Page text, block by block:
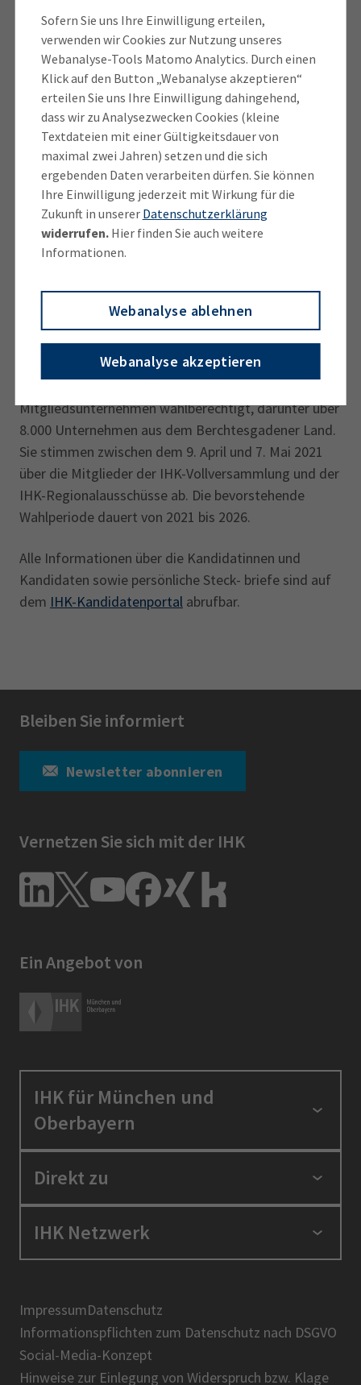
Sofern Sie uns Ihre Einwilligung erteilen,
verwenden wir Cookies zur Nutzung unseres
Webanalyse-Tools Matomo Analytics. Durch einen
Klick auf den Button „Webanalyse akzeptieren“
erteilen Sie uns Ihre Einwilligung dahingehend,
dass wir zu Analysezwecken Cookies (kleine
Textdateien mit einer Gültigkeitsdauer von
maximal zwei Jahren) setzen und die sich
ergebenden Daten verarbeiten dürfen. Sie können
Ihre Einwilligung jederzeit mit Wirkung für die
Zukunft in unserer Datenschutzerklärung
widerrufen.Hier finden Sie auch weitere
Informationen.
Webanalyse ablehnen
Webanalyse akzeptieren
Oberbayern treten über 670 Kandidaten an, das ist
ein Bewerberrekord“, erklärt Irene Wagner,
Vorsitzende des IHK-Regionalausschusses
Berchtesgadener Land. „Etwas bewegen und
verändern kann man nur, wenn man seine Stimme
erhebt, sowohl als Einzelner als auch gemeinsam. Für
die neue Wahlperiode ab Juni 2021 brauchen wir
deshalb engagierte Mitstreiter im neu zu wählenden
Regionalausschuss. Dieser wird sich dafür einsetzen,
dass unser Landkreis der Wirtschaft auch künftig
bestmögliche Standortbedingungen bietet. 2/2Dazu
gehört auch, immer wieder darauf hinzuweisen, wo
Mitglieder des Ausschusses werden sich in wichtige
Initiativen und Projekte auf Landkreisebene
einbringen“, so Wagner.
Mitgliedsunternehmen wahlberechtigt, darunter über
8.000 Unternehmen aus dem Berchtesgadener Land.
Sie stimmen zwischen dem 9. April und 7. Mai 2021
über die Mitglieder der IHK-Vollversammlung und der
IHK-Regionalausschüsse ab. Die bevorstehende
Wahlperiode dauert von 2021 bis 2026.
Alle Informationen über die Kandidatinnen und
Kandidaten sowie persönliche Steck- briefe sind auf
dem IHK-Kandidatenportal abrufbar.
Bleiben Sie informiert
Newsletter abonnieren
Vernetzen Sie sich mit der IHK
Ein Angebot von
IHK für München und
Oberbayern
Standortpolitik
Berufszugang
Über uns
Direkt zu
Positionen
Presse
IHK-Magazin
IHK Netzwerk
BIHK
DIHK
AHK
ImpressumDatenschutz
Informationspflichten zum Datenschutz nach DSGVO
Social-Media-Konzept
Hinweise zur Einlegung von Widerspruch bzw. Klage